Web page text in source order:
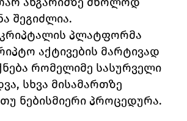
შეგიძლია.
კრიპტალის პლატფორმა
აქტივების მარტივად
რომელიმე სასურველი
სხვა მისამართზე
ნებისმიერი პროცედურა.